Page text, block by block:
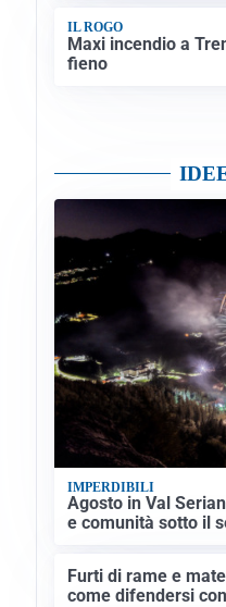
IL ROGO
Maxi incendio a
fieno
IMPERDIBILI
Agosto in Val
e comunità sotto il
Furti di rame e
come difendersi